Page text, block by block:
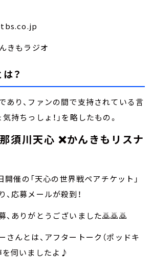
きもラジオ
？
あり、ファンの間で支持されている言
持ちっしょ！」を略したもの。
須川天心 ❌かんきもリスナ
催の「天心の世界戦ペアチケット」
応募メールが殺到！
ありがとうございました🙇🙇🙇
んとは、アフタートーク（ポッドキ
を伺いましたよ♪